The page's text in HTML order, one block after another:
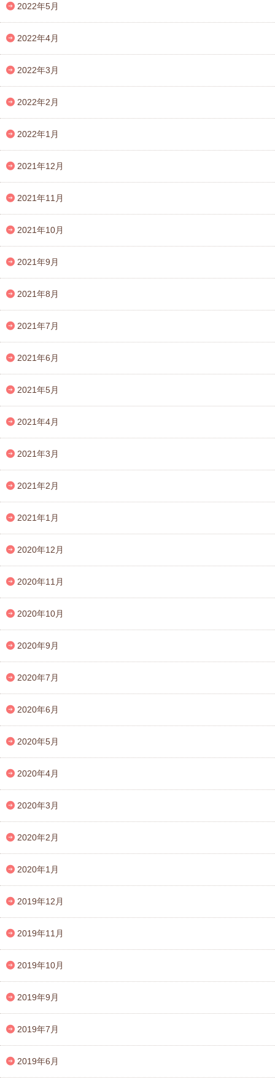
2022年5月
2022年4月
2022年3月
2022年2月
2022年1月
2021年12月
2021年11月
2021年10月
2021年9月
2021年8月
2021年7月
2021年6月
2021年5月
2021年4月
2021年3月
2021年2月
2021年1月
2020年12月
2020年11月
2020年10月
2020年9月
2020年7月
2020年6月
2020年5月
2020年4月
2020年3月
2020年2月
2020年1月
2019年12月
2019年11月
2019年10月
2019年9月
2019年7月
2019年6月